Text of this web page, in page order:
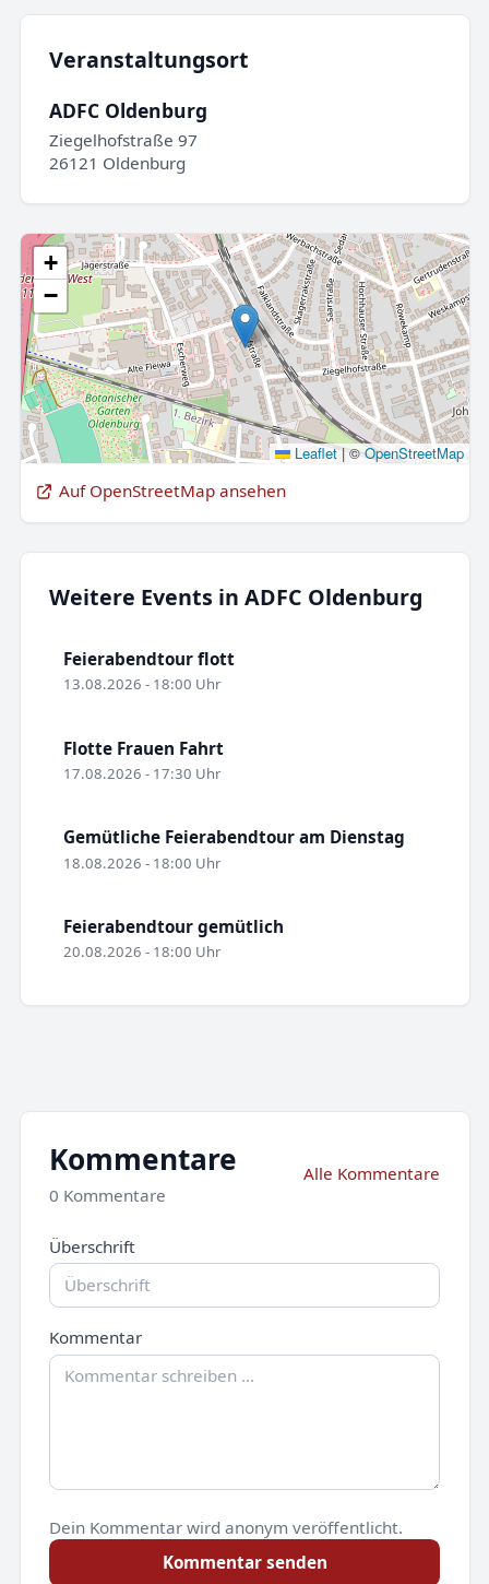
Veranstaltungsort
ADFC Oldenburg
Ziegelhofstraße 97
26121 Oldenburg
+
−
Leaflet |©OpenStreetMap
Auf OpenStreetMap ansehen
Weitere Events in ADFC Oldenburg
Feierabendtour flott
13.08.2026 - 18:00 Uhr
Flotte Frauen Fahrt
17.08.2026 - 17:30 Uhr
Gemütliche Feierabendtour am Dienstag
18.08.2026 - 18:00 Uhr
Feierabendtour gemütlich
20.08.2026 - 18:00 Uhr
Kommentare
0 Kommentare
Alle Kommentare
Überschrift
Kommentar
Dein Kommentar wird anonym veröffentlicht.
Kommentar senden